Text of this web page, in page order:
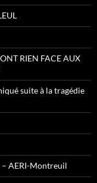
RIEN FACE AUX
suite à la tragédie
AERI-Montreuil